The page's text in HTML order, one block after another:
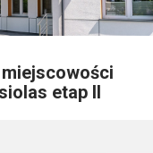
etap II